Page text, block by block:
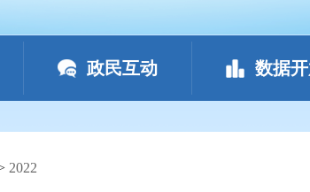
政民互动 数据
2022